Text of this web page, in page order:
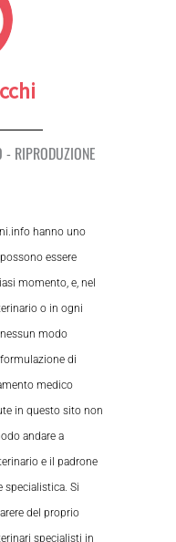
RIPRODUZIONE
hanno uno
essere
momento, e, nel
o in ogni
modo
di
medico
in questo sito non
andare a
e il padrone
specialistica. Si
del proprio
specialisti in